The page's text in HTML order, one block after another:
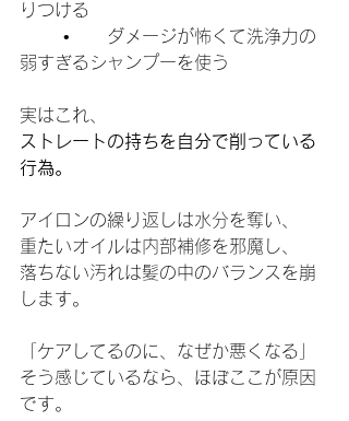
りつける
弱すぎるシャンプーを使う
実はこれ、
ストレートの持ちを自分で削っている
行為。
アイロンの繰り返しは水分を奪い、
重たいオイルは内部補修を邪魔し、
落ちない汚れは髪の中のバランスを崩
します。
「ケアしてるのに、なぜか悪くなる」
そう感じているなら、ほぼここが原因
です。